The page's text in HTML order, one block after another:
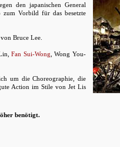
den japanischen General
zum Vorbild für das besetzte
Bruce Lee.
Fan Sui-Wong , Wong You-
um die Choreographie, die
Action im Stile von Jet Lis
benötigt.